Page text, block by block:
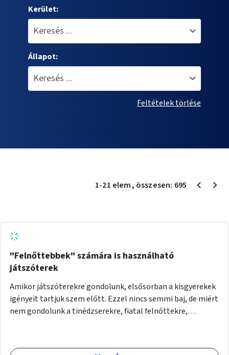
Kerület:
Állapot:
Feltételek törlése
1-21 elem, összesen: 695
"Felnőttebbek" számára is használható
játszóterek
Amikor játszóterekre gondolunk, elsősorban a kisgyerekek
igényeit tartjuk szem előtt. Ezzel nincs semmi baj, de miért
nem gondolunk a tinédzserekre, fiatal felnőttekre,
infrastruktúra. Az idősebb korosztályok játszóterének